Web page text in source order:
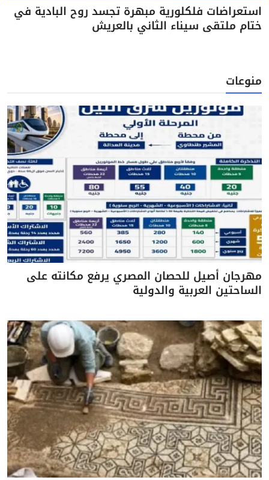
استعراضات فلكلورية مبهرة تجسد روح البادية في
ختام ملتقى سيناء الثاني بالعريش
منوعات
مهرجان أصيل للحصان المصري يرفع مكانته على
الساحتين العربية والدولية